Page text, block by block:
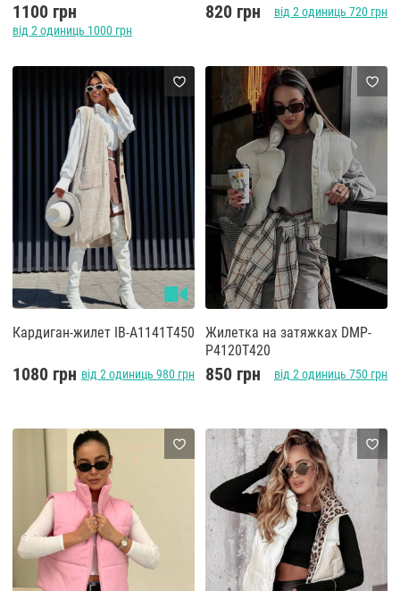
1100 грн
від 2 одиниць 1000 грн
820 грн від 2 одиниць 720 грн
Кардиган-жилет IB-A1141T450
1080 грн від 2 одиниць 980 грн
Жилетка на затяжках DMP-
P4120T420
850 грн від 2 одиниць 750 грн